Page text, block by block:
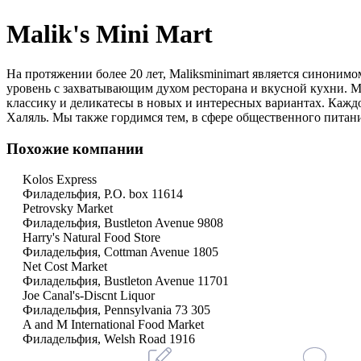
Malik's Mini Mart
На протяжении более 20 лет, Maliksminimart является
уровень с захватывающим духом ресторана и вкусной кухни.
классику и деликатесы в новых и интересных вариантах.
Халяль. Мы также гордимся тем, в сфере общественного
Похожие компании
Kolos Express
Филадельфия, P.O. box 11614
Petrovsky Market
Филадельфия, Bustleton Avenue 9808
Harry's Natural Food Store
Филадельфия, Cottman Avenue 1805
Net Cost Market
Филадельфия, Bustleton Avenue 11701
Joe Canal's-Discnt Liquor
Филадельфия, Pennsylvania 73 305
A and M International Food Market
Филадельфия, Welsh Road 1916